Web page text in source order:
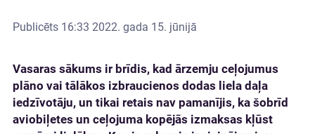
Publicēts 16:33 2022. gada 15. jūnijā
Vasaras sākums ir brīdis, kad ārzemju ceļojumus
plāno vai tālākos izbraucienos dodas liela daļa
iedzīvotāju, un tikai retais nav pamanījis, ka šobrīd
aviobiļetes un ceļojuma kopējās izmaksas kļūst